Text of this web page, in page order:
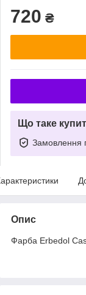
720 ₴
Що таке
Замовлення
Опис
Фарба Erbedol